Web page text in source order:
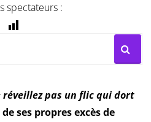
spectateurs :
réveillez pas un flic qui dort
ses propres excès de